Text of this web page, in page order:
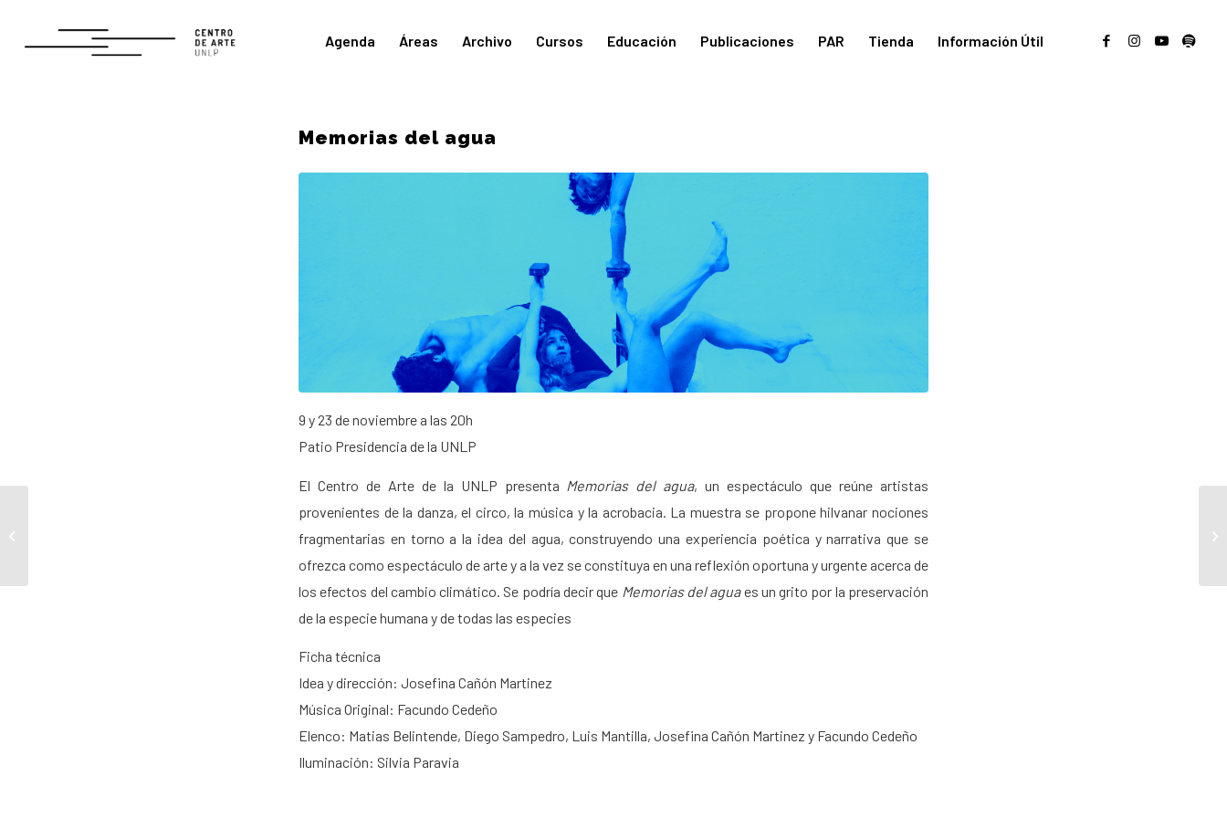
Agenda Áreas Archivo Cursos Educación Publicaciones PAR Tienda Información Útil
Memorias del agua
9 y 23 de noviembre a las 20h
Patio Presidencia de la UNLP
El Centro de Arte de la UNLP presenta Memorias del agua, un espectáculo que reúne artistas
provenientes de la danza, el circo, la música y la acrobacia. La muestra se propone hilvanar nociones
fragmentarias en torno a la idea del agua, construyendo una experiencia poética y narrativa que se
ofrezca como espectáculo de arte y a la vez se constituya en una reflexión oportuna y urgente acerca de
los efectos del cambio climático. Se podría decir que Memorias del aguaes un grito por la preservación
de la especie humana y de todas las especies
Ficha técnica
Idea y dirección: Josefina Cañón Martinez
Música Original: Facundo Cedeño
Elenco: Matias Belintende, Diego Sampedro, Luis Mantilla, Josefina Cañón Martinez y Facundo Cedeño
Iluminación: Silvia Paravia